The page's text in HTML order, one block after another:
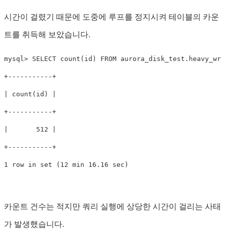
시간이 걸렸기 때문에 도중에 루프를 정지시켜 테이블의 카운
트를 취득해 보았습니다.
mysql> SELECT count ( id ) FROM aurora_disk_test .
+-----------+
count ( id )
+-----------+
512
+-----------+
1 row in set ( 12 min 16 . 16 sec )
카운트 건수는 적지만 쿼리 실행에 상당한 시간이 걸리는 사태
가 발생했습니다.